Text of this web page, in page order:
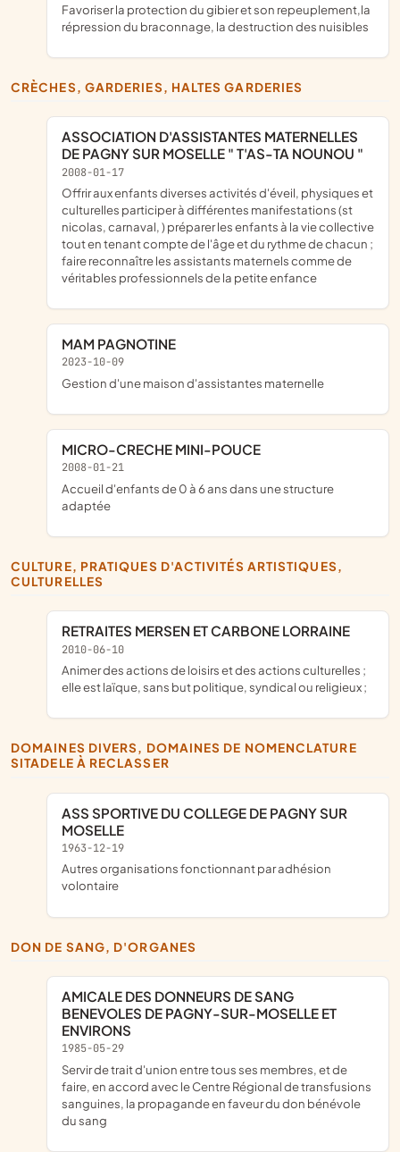
Favoriser la protection du gibier et son repeuplement,la
répression du braconnage, la destruction des nuisibles
CRÈCHES, GARDERIES, HALTES GARDERIES
ASSOCIATION D'ASSISTANTES MATERNELLES
DE PAGNY SUR MOSELLE " T'AS-TA NOUNOU "
2008-01-17
offrir aux enfants diverses activités d'éveil, physiques et
culturelles participer à différentes manifestations (st
nicolas, carnaval, ) préparer les enfants à la vie collective
tout en tenant compte de l'âge et du rythme de chacun ;
faire reconnaître les assistants maternels comme de
véritables professionnels de la petite enfance
MAM PAGNOTINE
2023-10-09
gestion d'une maison d'assistantes maternelle
MICRO-CRECHE MINI-POUCE
2008-01-21
accueil d'enfants de 0 à 6 ans dans une structure
adaptée
CULTURE, PRATIQUES D'ACTIVITÉS ARTISTIQUES,
CULTURELLES
RETRAITES MERSEN ET CARBONE LORRAINE
2010-06-10
animer des actions de loisirs et des actions culturelles ;
elle est laïque, sans but politique, syndical ou religieux ;
DOMAINES DIVERS, DOMAINES DE NOMENCLATURE
SITADELE À RECLASSER
ASS SPORTIVE DU COLLEGE DE PAGNY SUR
MOSELLE
1963-12-19
Autres organisations fonctionnant par adhésion
volontaire
DON DE SANG, D'ORGANES
AMICALE DES DONNEURS DE SANG
BENEVOLES DE PAGNY-SUR-MOSELLE ET
ENVIRONS
1985-05-29
servir de trait d'union entre tous ses membres, et de
faire, en accord avec le Centre Régional de transfusions
sanguines, la propagande en faveur du don bénévole
du sang